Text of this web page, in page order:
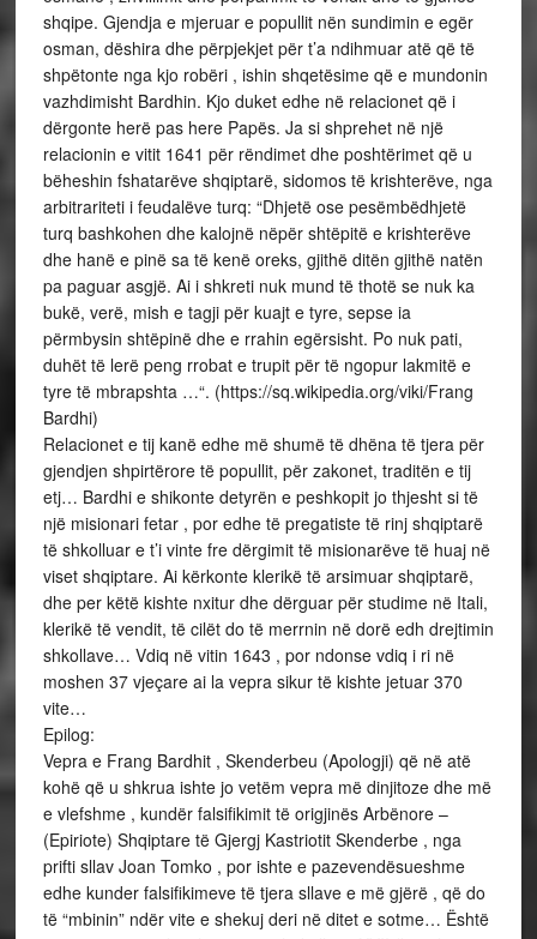
shqipe. Gjendja e mjeruar e popullit nën sundimin e egër
osman, dëshira dhe përpjekjet për t’a ndihmuar atë që të
shpëtonte nga kjo robëri , ishin shqetësime që e mundonin
vazhdimisht Bardhin. Kjo duket edhe në relacionet që i
dërgonte herë pas here Papës. Ja si shprehet në një
relacionin e vitit 1641 për rëndimet dhe poshtërimet që u
bëheshin fshatarëve shqiptarë, sidomos të krishterëve, nga
arbitrariteti i feudalëve turq: “Dhjetë ose pesëmbëdhjetë
turq bashkohen dhe kalojnë nëpër shtëpitë e krishterëve
dhe hanë e pinë sa të kenë oreks, gjithë ditën gjithë natën
pa paguar asgjë. Ai i shkreti nuk mund të thotë se nuk ka
bukë, verë, mish e tagji për kuajt e tyre, sepse ia
përmbysin shtëpinë dhe e rrahin egërsisht. Po nuk pati,
duhët të lerë peng rrobat e trupit për të ngopur lakmitë e
tyre të mbrapshta …“. (https://sq.wikipedia.org/viki/Frang
Bardhi)
Relacionet e tij kanë edhe më shumë të dhëna të tjera për
gjendjen shpirtërore të popullit, për zakonet, traditën e tij
etj… Bardhi e shikonte detyrën e peshkopit jo thjesht si të
një misionari fetar , por edhe të pregatiste të rinj shqiptarë
të shkolluar e t’i vinte fre dërgimit të misionarëve të huaj në
viset shqiptare. Ai kërkonte klerikë të arsimuar shqiptarë,
dhe per këtë kishte nxitur dhe dërguar për studime në Itali,
klerikë të vendit, të cilët do të merrnin në dorë edh drejtimin
shkollave… Vdiq në vitin 1643 , por ndonse vdiq i ri në
moshen 37 vjeçare ai la vepra sikur të kishte jetuar 370
vite…
Epilog:
Vepra e Frang Bardhit , Skenderbeu (Apologji) që në atë
kohë që u shkrua ishte jo vetëm vepra më dinjitoze dhe më
e vlefshme , kundër falsifikimit të origjinës Arbënore –
(Epiriote) Shqiptare të Gjergj Kastriotit Skenderbe , nga
prifti sllav Joan Tomko , por ishte e pazevendësueshme
edhe kunder falsifikimeve të tjera sllave e më gjërë , që do
të “mbinin” ndër vite e shekuj deri në ditet e sotme… Është